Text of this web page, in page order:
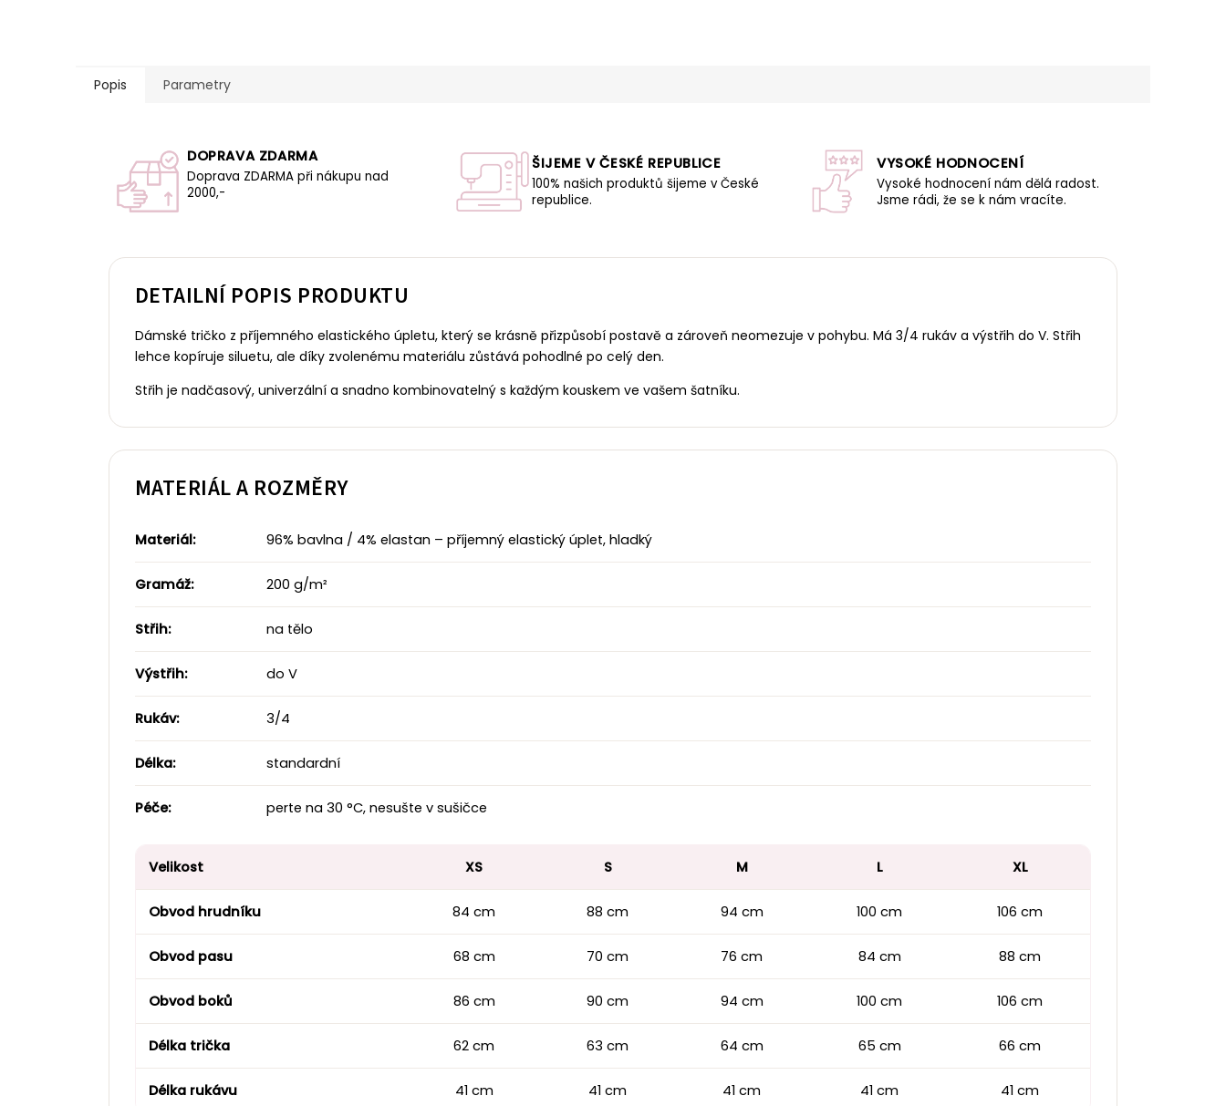
Popis Parametry
DOPRAVA ZDARMA
Doprava ZDARMA při nákupu nad
2000,-
ŠIJEME V ČESKÉ REPUBLICE
100% našich produktů šijeme v České
republice.
VYSOKÉ HODNOCENÍ
Vysoké hodnocení nám dělá radost.
Jsme rádi, že se k nám vracíte.
DETAILNÍ POPIS PRODUKTU
Dámské tričko z příjemného elastického úpletu, který se krásně přizpůsobí postavě a zároveň neomezuje v pohybu. Má 3/4 rukáv a výstřih do V. Střih
lehce kopíruje siluetu, ale díky zvolenému materiálu zůstává pohodlné po celý den.
Střih je nadčasový, univerzální a snadno kombinovatelný s každým kouskem ve vašem šatníku.
MATERIÁL A ROZMĚRY
Materiál: 96% bavlna / 4% elastan – příjemný elastický úplet, hladký
Gramáž: 200 g/m²
Střih: na tělo
Výstřih: do V
Rukáv: 3/4
Délka: standardní
Péče: perte na 30 °C, nesušte v sušičce
Velikost XS S M L XL
Obvod hrudníku 84 cm 88 cm 94 cm 100 cm 106 cm
Obvod pasu 68 cm 70 cm 76 cm 84 cm 88 cm
Obvod boků 86 cm 90 cm 94 cm 100 cm 106 cm
Délka trička 62 cm 63 cm 64 cm 65 cm 66 cm
Délka rukávu 41 cm 41 cm 41 cm 41 cm 41 cm